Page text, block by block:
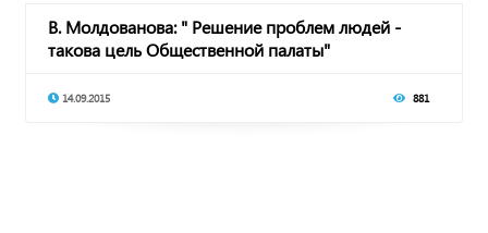
В. Молдованова: " Решение проблем людей -
такова цель Общественной палаты"
14.09.2015 881